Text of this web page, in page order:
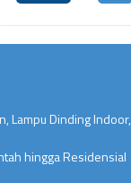
Lampu Dinding Indoor,
hingga Residensial